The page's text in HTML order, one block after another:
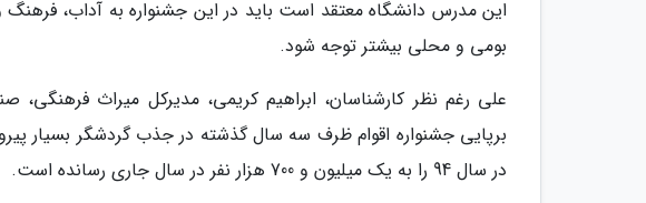
این مدرس دانشگاه معتقد است باید در این جشنواره به آداب، فرهنگ
بومی و محلی بیشتر توجه شود.
علی رغم نظر کارشناسان، ابراهیم کریمی، مدیرکل میراث
در سال 94 را به یک میلیون و 700 هزار نفر در سال جاری رسانده است.